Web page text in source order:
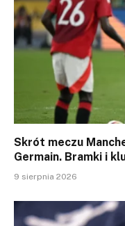
Skrót meczu
Germain. Bramki i
9 sierpnia 2026